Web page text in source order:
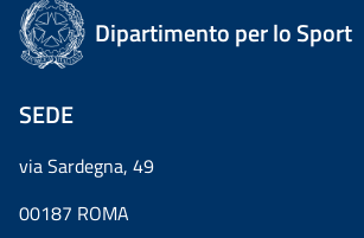
Dipartimento per lo Sport
SEDE
via Sardegna, 49
00187 ROMA